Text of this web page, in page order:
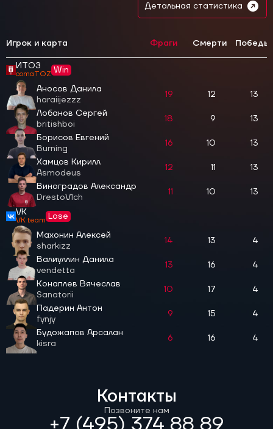
Детальная статистика
Игрок и карта Фраги Смерти Победы
ИТОЗ
comaTOZ Win
Аносов Данила
haraiijezzz
19 12
13
Лобанов Сергей
britishboi
18 9
13
Борисов Евгений
Burning
16 10
13
Хамцов Кирилл
Asmodeus
12 11
13
Виноградов Александр
DrestoV1ch
11 10
13
VK
VK team Lose
Махонин Алексей
sharkizz
14 13
4
Валиуллин Данила
vendetta
13 16
4
Конаплев Вячеслав
Sanatorii
10 17
4
Падерин Антон
fynjy
9 15
4
Будожапов Арсалан
kisra
6 16 4
Контакты
Позвоните нам